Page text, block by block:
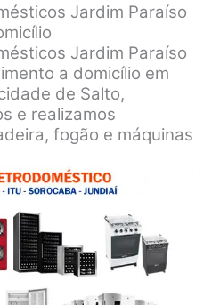
Jardim Paraíso
Jardim Paraíso
a domicílio em
de Salto,
e realizamos
fogão e máquinas